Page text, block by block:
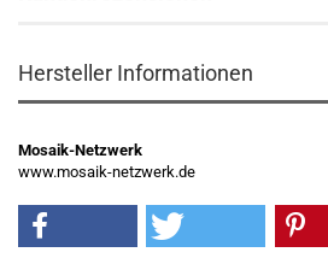
Hersteller Informationen
Mosaik-Netzwerk
www.mosaik-netzwerk.de